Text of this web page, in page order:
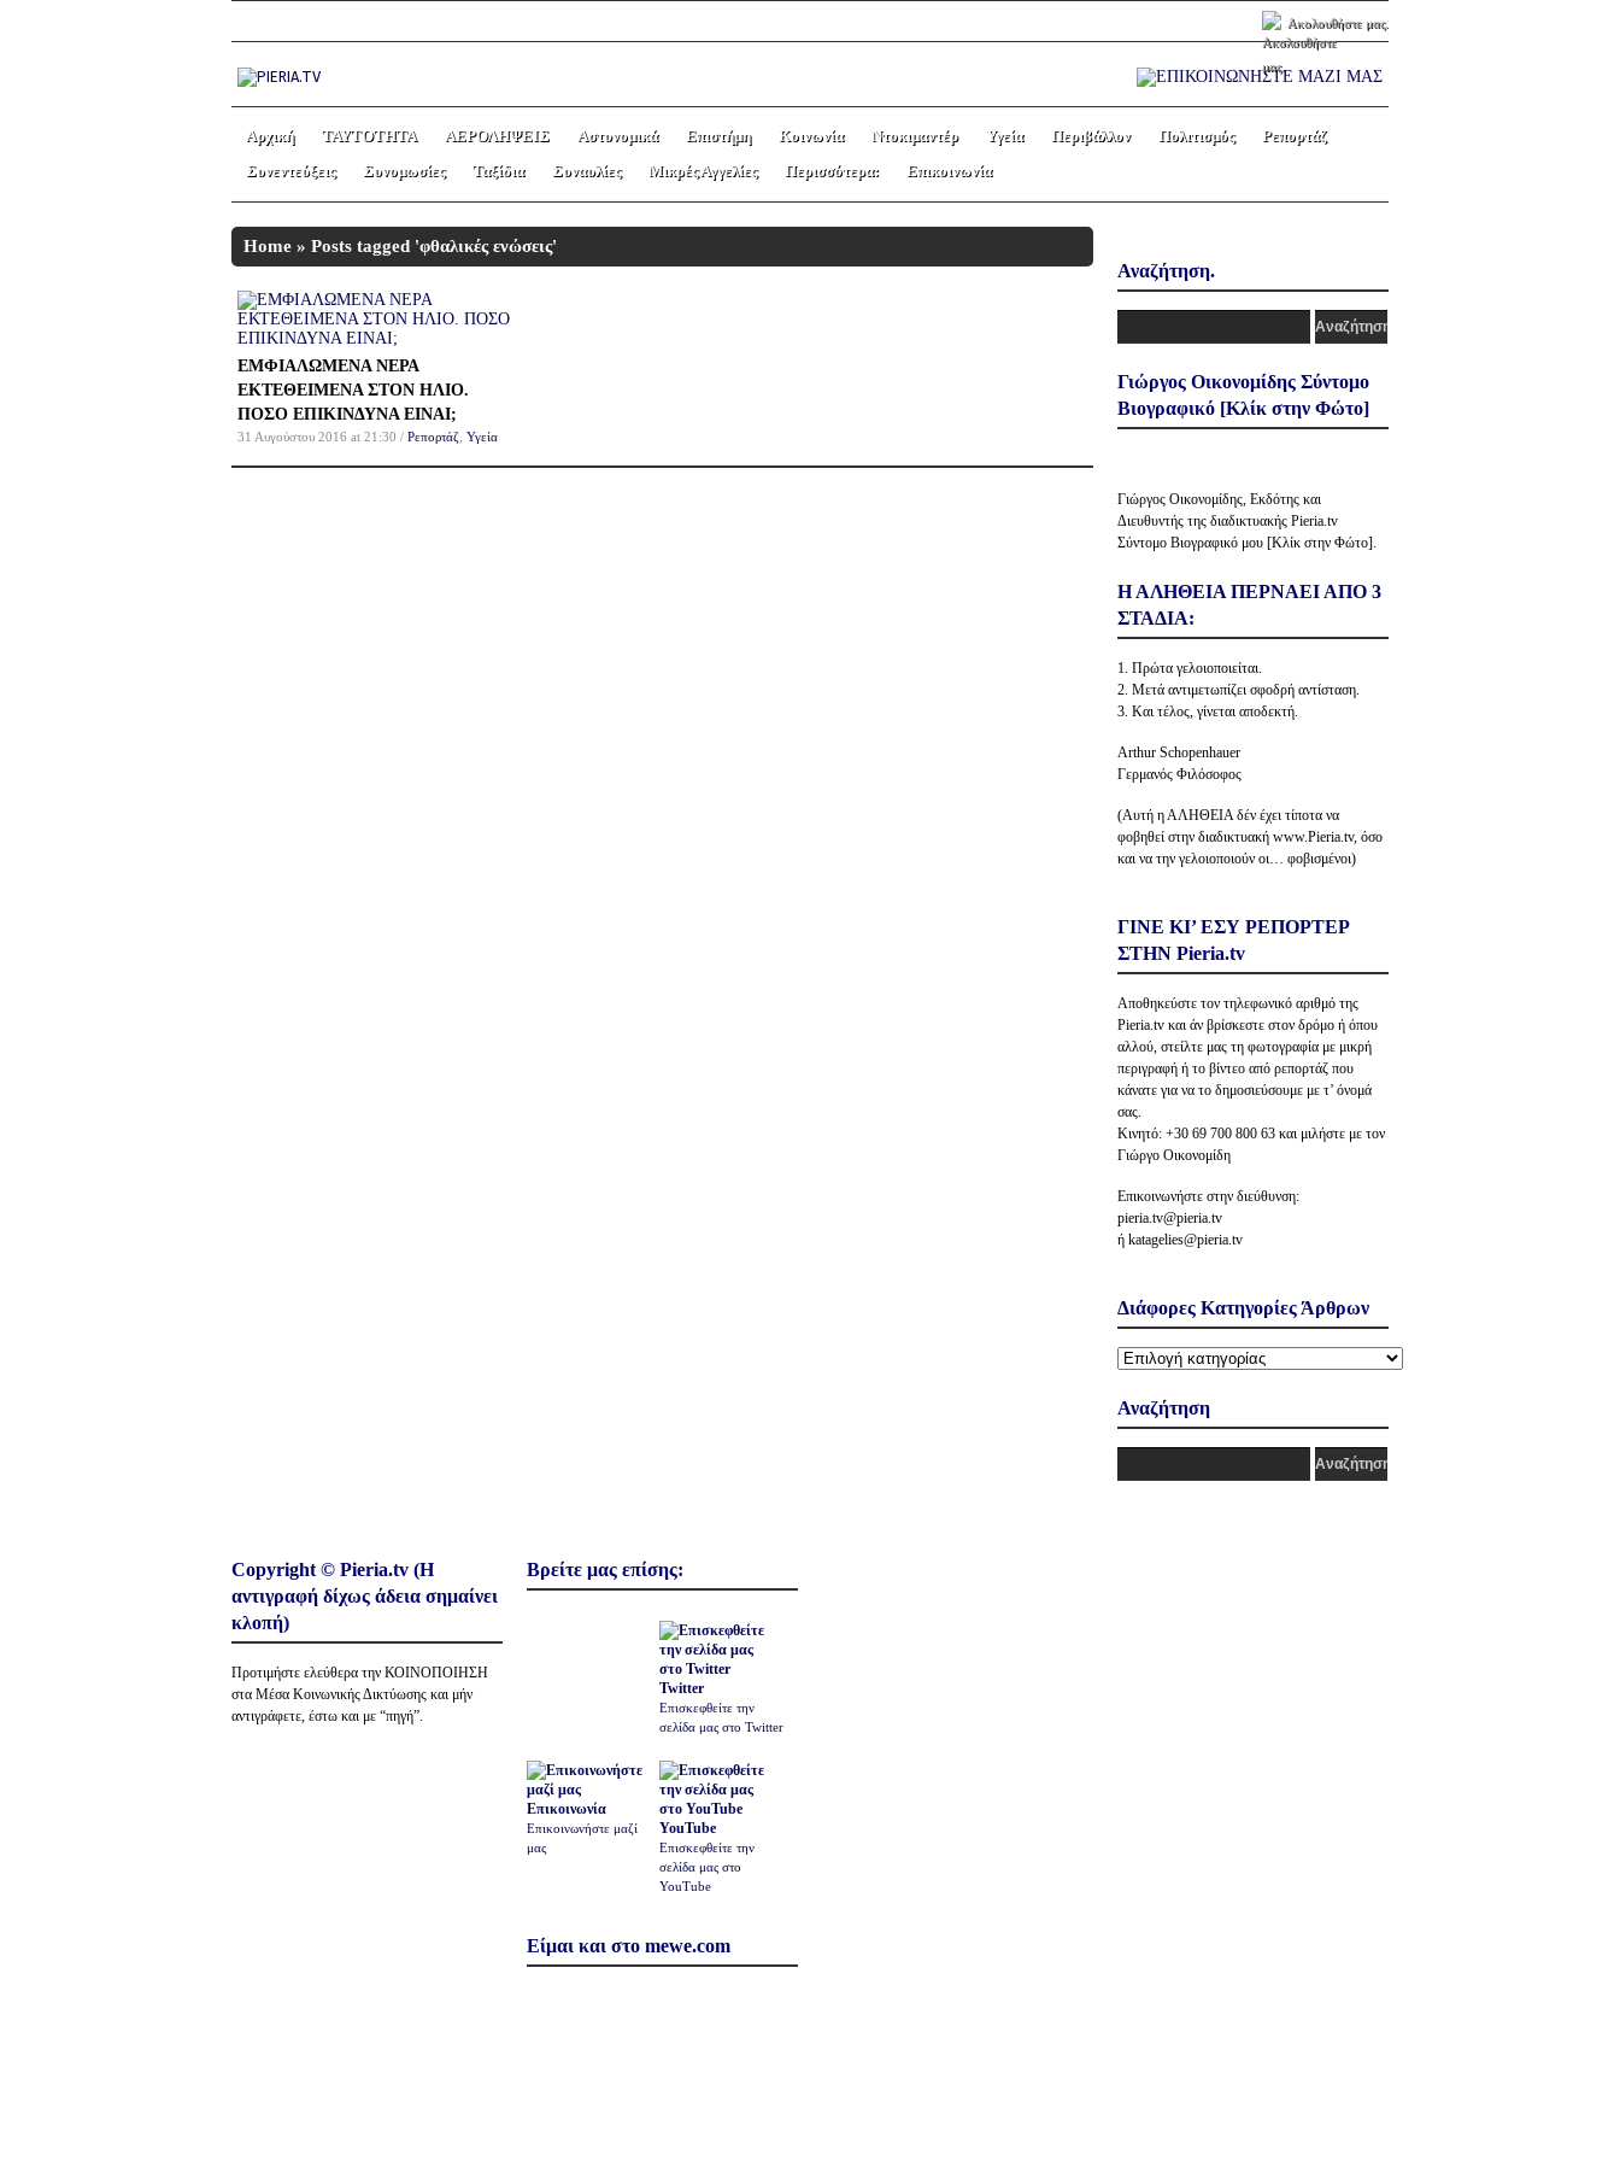
Ακολουθήστε μας.
Αρχική ΤΑΥΤΟΤΗΤΑ ΑΕΡΟΛΗΨΕΙΣ Αστυνομικά Επιστήμη Κοινωνία Ντοκιμαντέρ Υγεία Περιβάλλον Πολιτισμός
Ρεπορτάζ
Συνεντεύξεις
Συνομωσίες Ταξίδια Συναυλίες Μικρές Αγγελίες Περισσότερα: Επικοινωνία
Home » Posts tagged 'φθαλικές ενώσεις'
ΕΜΦΙΑΛΩΜΕΝΑ ΝΕΡΑ
ΕΚΤΕΘΕΙΜΕΝΑ ΣΤΟΝ ΗΛΙΟ.
ΠΟΣΟ ΕΠΙΚΙΝΔΥΝΑ ΕΙΝΑΙ;
31 Αυγούστου 2016 at 21:30 / Ρεπορτάζ Υγεία
Αναζήτηση.
Γιώργος Οικονομίδης Σύντομο
Βιογραφικό [Κλίκ στην Φώτο]
Γιώργος Οικονομίδης, Εκδότης και
Διευθυντής της διαδικτυακής Pieria.tv
Σύντομο Βιογραφικό μου [Κλίκ στην Φώτο].
Η ΑΛΗΘΕΙΑ ΠΕΡΝΑΕΙ ΑΠΟ 3
ΣΤΑΔΙΑ:
1. Πρώτα γελοιοποιείται.
2. Μετά αντιμετωπίζει σφοδρή αντίσταση.
3. Και τέλος, γίνεται αποδεκτή.
Arthur Schopenhauer
Γερμανός Φιλόσοφος
(Αυτή η ΑΛΗΘΕΙΑ δέν έχει τίποτα να
φοβηθεί στην διαδικτυακή www.Pieria.tv, όσο
και να την γελοιοποιούν οι… φοβισμένοι)
ΓΙΝΕ ΚΙ’ ΕΣΥ ΡΕΠΟΡΤΕΡ
ΣΤΗΝ Pieria.tv
Αποθηκεύστε τον τηλεφωνικό αριθμό της
Pieria.tv και άν βρίσκεστε στον δρόμο ή όπου
αλλού, στείλτε μας τη φωτογραφία με μικρή
περιγραφή ή το βίντεο από ρεπορτάζ που
κάνατε για να το δημοσιεύσουμε με τ’ όνομά
σας.
Κινητό: +30 69 700 800 63 και μιλήστε με τον
Γιώργο Οικονομίδη
Επικοινωνήστε στην διεύθυνση:
pieria.tv@pieria.tv
ή katagelies@pieria.tv
Διάφορες Κατηγορίες Άρθρων
Διάφορες
Άρθρων
Αναζήτηση
Copyright © Pieria.tv (Η
αντιγραφή δίχως άδεια σημαίνει
κλοπή)
Προτιμήστε ελεύθερα την ΚΟΙΝΟΠΟΙΗΣΗ
στα Μέσα Κοινωνικής Δικτύωσης και μήν
αντιγράφετε, έστω και με “πηγή”.
Βρείτε μας επίσης:
Twitter
Επισκεφθείτε την
σελίδα μας στο Twitter
Επικοινωνία
Επικοινωνήστε μαζί
μας
YouTube
Επισκεφθείτε την
σελίδα μας στο
YouTube
Είμαι και στο mewe.com